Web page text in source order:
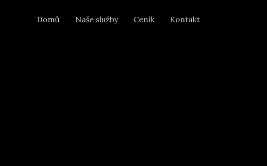
Domů Naše služby Ceník Kontakt